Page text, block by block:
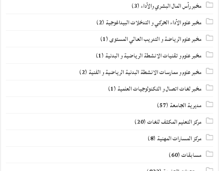
مخبر رأس المال البشري والأداء(3)
مخبر علوم الأداء الحركي و التدخلات البيداغوجية (2)
مخبر علوم الرياضة و التدريب العالي المستوى(1)
مخبر علوم و تقنيات الانشطة الرياضية و البدنية (1)
مخبر علوم و ممارسات الانشطة البدنية الرياضية و الفنية (2)
مخبر لغات اتصال و التكنولوجيات العلمية (1)
مديرية الجامعة (57)
مركز التعليم المكثف للغات(20)
مركز المسارات المهنية (8)
مسابقات(60)